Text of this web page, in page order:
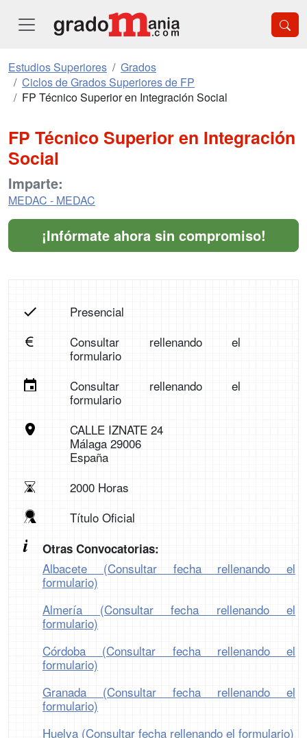
Estudios Superiores
Grados
Ciclos de Grados Superiores de FP
FP Técnico Superior en Integración Social
FP Técnico Superior en Integración
Social
Imparte:
MEDAC - MEDAC
¡Infórmate ahora sin compromiso!
Presencial
Consultar rellenando el
formulario
Consultar rellenando el
formulario
CALLE IZNATE 24
Málaga 29006
España
2000 Horas
Título Oficial
Otras Convocatorias:
Albacete (Consultar fecha rellenando el
formulario)
Almería (Consultar fecha rellenando el
formulario)
Córdoba (Consultar fecha rellenando el
formulario)
Granada (Consultar fecha rellenando el
formulario)
Huelva (Consultar fecha rellenando el formulario)